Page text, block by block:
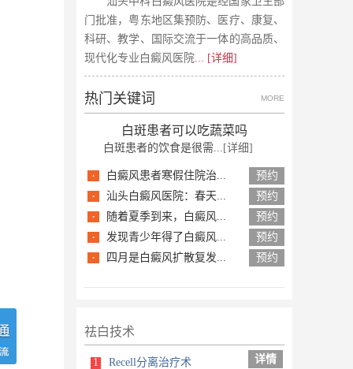
门批准，粤东地区集预防、医疗、康复、
科研、教学、国际交流于一体的高品质、
现代化专业白癜风医院... [详细]
热门关键词 MORE
白斑患者可以吃蔬菜吗
白斑患者的饮食是很需... [详细]
· 白癜风患者寒假住院治... 预约
· 汕头白癜风医院：春天... 预约
· 随着夏季到来，白癜风... 预约
· 发现青少年得了白癜风... 预约
· 四月是白癜风扩散复发... 预约
祛白技术
1 Recell分离治疗术 详情